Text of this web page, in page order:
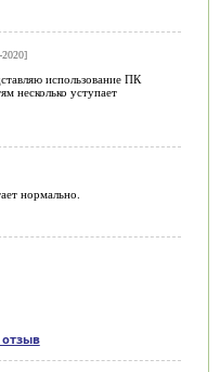
использование ПК
несколько уступает
нормально.